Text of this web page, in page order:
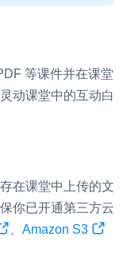
体播放体验最佳的
等课件并在课堂
动课堂中的互动白
在课堂中上传的文
你已开通第三方云
Amazon S3